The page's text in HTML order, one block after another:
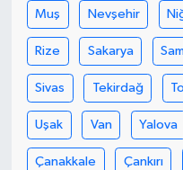
Muş Nevşehir
Rize Sakarya
Sivas Tekirdağ
Uşak Van Yalova
Çanakkale Çankırı